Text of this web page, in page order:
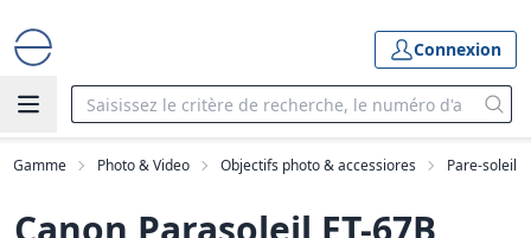
Connexion
Gamme Photo & Video Objectifs photo & accessiores Pare-soleil